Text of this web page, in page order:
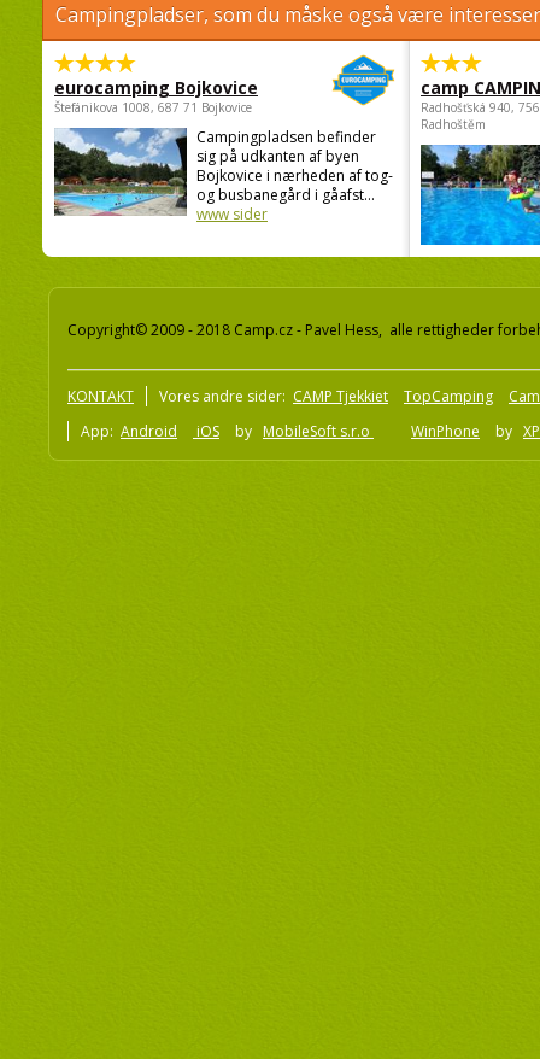
Campingpladser, som du måske også være
eurocamping Bojkovice
Štefánikova 1008, 687 71 Bojkovice
Campingpladsen befinder
sig på udkanten af byen
Bojkovice i nærheden af tog-
og busbanegård i gåafst...
www sider
camp
Radhošťská 940,
Radhoštěm
Copyright© 2009 - 2018 Camp.cz - Pavel Hess, alle rettigheder
KONTAKT Vores andre sider: CAMP Tjekkiet TopCamping
App: Android iOS by MobileSoft s.r.o WinPhone by